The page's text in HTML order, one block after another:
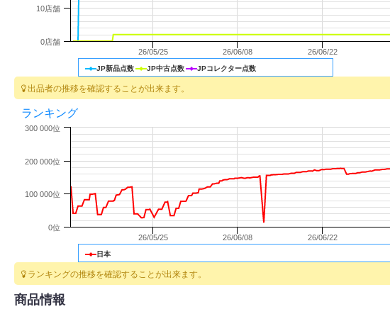
JP新品点数 JP中古点数 JPコレクター点数
26/05/25 26/06/08 26/06/22
0店舗
10店舗
出品者の推移を確認することが出来ます。
ランキング
日本
26/05/25 26/06/08 26/06/22
0位
100 000位
200 000位
300 000位
ランキングの推移を確認することが出来ます。
商品情報